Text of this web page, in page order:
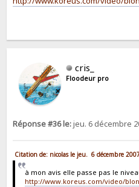
cris_
Floodeur pro
Réponse #36 le:jeu. 6 décembre
Citation de: nicolas le jeu. 6 décembre
à mon avis elle passe pas le
http://www.koreus.com/video/